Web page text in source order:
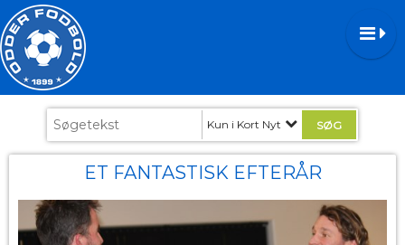
Kun i Kort Nyt
ET FANTASTISK EFTERÅR